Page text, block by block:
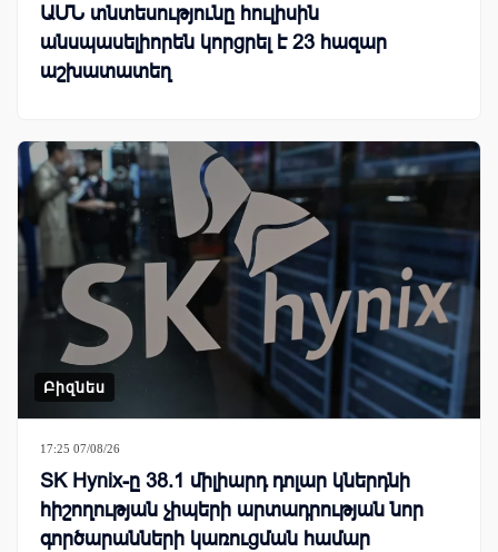
ԱՄՆ տնտեսությունը հուլիսին
անսպասելիորեն կորցրել է 23 հազար
աշխատատեղ
Բիզնես
17:25 07/08/26
SK Hynix-ը 38.1 միլիարդ դոլար կներդնի
հիշողության չիպերի արտադրության նոր
գործարանների կառուցման համար